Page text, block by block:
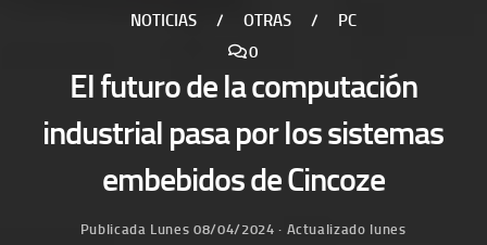
NOTICIAS / OTRAS /
PC
0
El futuro de la computación
industrial pasa por los sistemas
embebidos de Cincoze
Publicada Lunes 08/04/2024 · Actualizado lunes